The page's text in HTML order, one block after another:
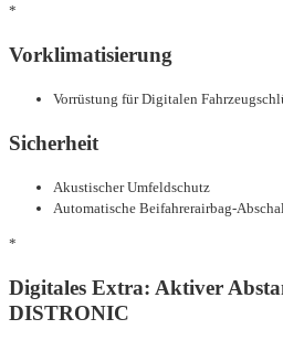
*
Vorklimatisierung
Vorrüstung für Digitalen
Sicherheit
Akustischer Umfeldschutz
Automatische Beifahrerairbag-
*
Digitales Extra: Aktiver
DISTRONIC